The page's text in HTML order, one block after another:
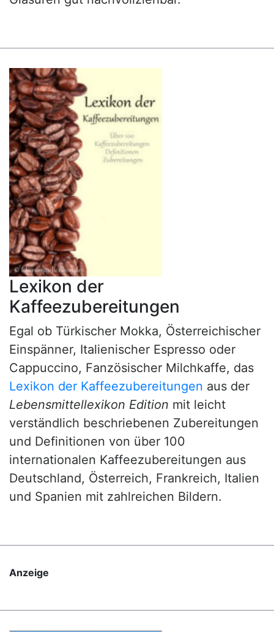
Lexikon der
Kaffeezubereitungen
Egal ob Türkischer Mokka, Österreichischer
Einspänner, Italienischer Espresso oder
Cappuccino, Fanzösischer Milchkaffe, das
Lexikon der Kaffeezubereitungen aus der
Lebensmittellexikon Edition mit leicht
verständlich beschriebenen Zubereitungen
und Definitionen von über 100
internationalen Kaffeezubereitungen aus
Deutschland, Österreich, Frankreich, Italien
und Spanien mit zahlreichen Bildern.
Anzeige